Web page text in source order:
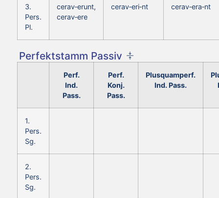
3.
Pers.
Pl.
cerav‑erunt,
cerav‑ere
cerav‑eri‑nt cerav‑era‑nt
Perfektstamm Passiv
Perf.
Ind.
Pass.
Perf.
Konj.
Pass.
Plusquamperf.
Ind. Pass.
1.
Pers.
Sg.
2.
Pers.
Sg.